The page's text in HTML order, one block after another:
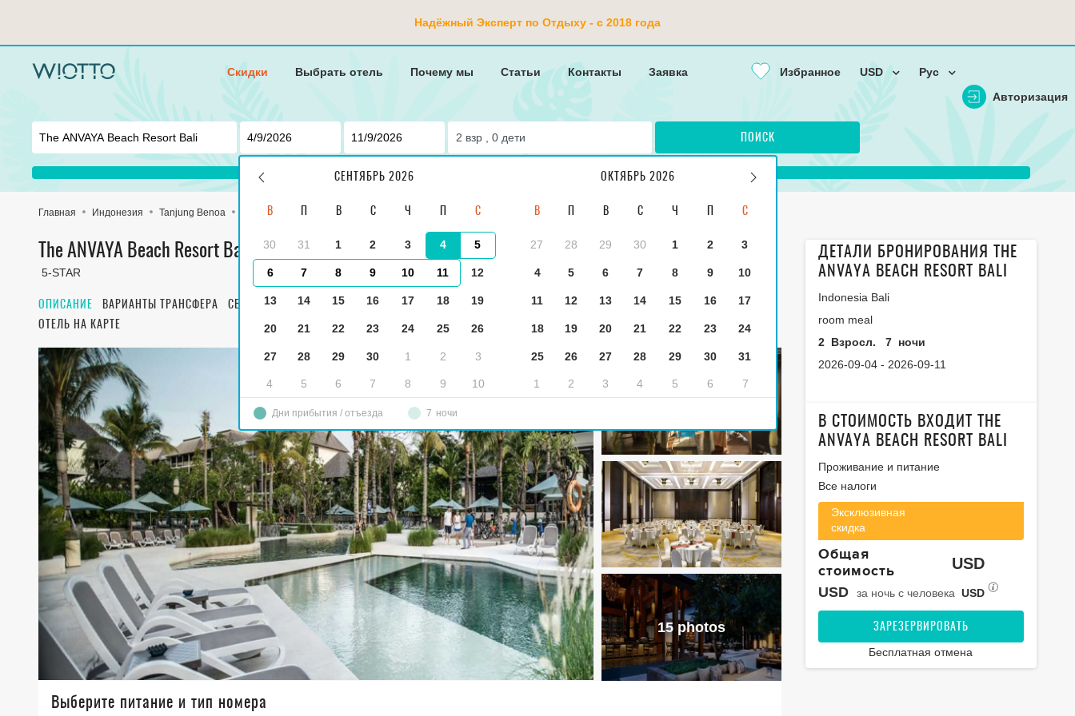
Надёжный Эксперт по Отдыху - с 2018 года
Скидки Выбрать отель Почему мы Статьи Контакты Заявка Избранное USD
Рус
Авторизация
СЕНТЯБРЬ 2026
В В С Ч С
30 31 1 2 3 4 5
6 7 8 9 10 11 12
13 14 15 16 17 18 19
20 21 22 23 24 25 26
27 28 29 30 1 2 3
4 5 6 7 8 9 10
ОКТЯБРЬ 2026
В В С Ч С
27 28 29 30 1 2 3
4 5 6 7 8 9 10
11 12 13 14 15 16 17
18 19 20 21 22 23 24
25 26 27 28 29 30 31
1 2 3 4 5 6 7
Дни прибытия / отъезда 7 ночи
2 взр , 0 дети ПОИСК
Главная Индонезия Tanjung Benoa The ANVAYA Beach Resort Bali
The ANVAYA Beach Resort Bali
5-STAR
ОПИСАНИЕ ВАРИАНТЫ ТРАНСФЕРА СВОЙСТВА НОМЕРА ПИТАНИЕ И ТИП НОМЕРА ДОПОЛНИТЕЛЬНАЯ ИНФОРМАЦИЯ
ОТЗЫВЫ
ОТЕЛЬ НА КАРТЕ
15 photos
Выберите питание и тип номера
ДЕТАЛИ БРОНИРОВАНИЯ THE
ANVAYA BEACH RESORT BALI
Indonesia Bali
room meal
2Взросл. 7 ночи
2026-09-04- 2026-09-11
В СТОИМОСТЬ ВХОДИТ THE
ANVAYA BEACH RESORT BALI
Проживание и питание
Все налоги
Эксклюзивная
скидка
Общая
стоимость
USD
USD за ночь с человека USD
ЗАРЕЗЕРВИРОВАТЬ
Бесплатная отмена